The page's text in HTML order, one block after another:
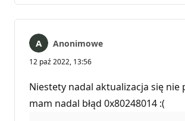
Anonimowe
12 paź 2022, 13:56
Niestety nadal aktualizacja się nie
mam nadal błąd 0x80248014 :(